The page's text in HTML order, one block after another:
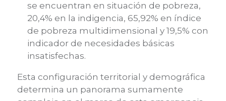
se encuentran en situación de pobreza,
20,4% en la indigencia, 65,92% en índice
de pobreza multidimensional y 19,5% con
indicador de necesidades básicas
insatisfechas.
Esta configuración territorial y demográfica
determina un panorama sumamente